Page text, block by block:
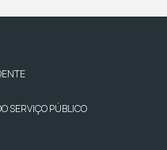
SERVIÇO PÚBLICO